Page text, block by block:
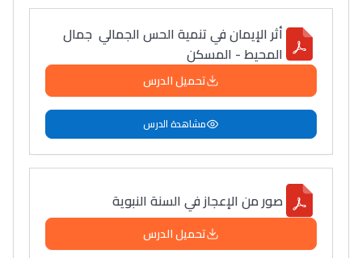
أثر الإيمان في تنمية الحس الجمالي جمال
المحيط - المسكن
تحميل الدرس
مشاهدة الدرس
صور من الإعجاز في السنة النبوية
تحميل الدرس